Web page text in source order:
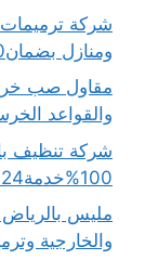
ومنازل بضمان100% اتصل الان
مقاول صب
والقواعد
شركة تنظيف
100%خدمة24ساعه و33% خصم فوري
والخارجية